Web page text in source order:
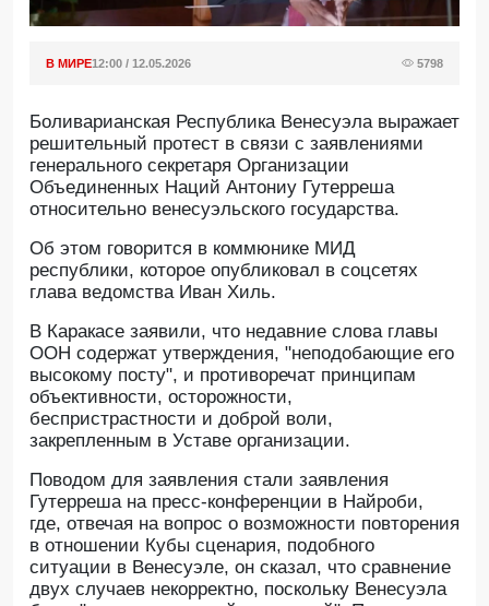
В МИРЕ12:00 / 12.05.2026 5798
Боливарианская Республика Венесуэла выражает
решительный протест в связи с заявлениями
генерального секретаря Организации
Объединенных Наций Антониу Гутерреша
относительно венесуэльского государства.
Oб этом говорится в коммюнике МИД
республики, которое опубликовал в соцсетях
глава ведомства Иван Хиль.
В Каракасе заявили, что недавние слова главы
ООН содержат утверждения, "неподобающие его
высокому посту", и противоречат принципам
объективности, осторожности,
беспристрастности и доброй воли,
закрепленным в Уставе организации.
Поводом для заявления стали заявления
Гутерреша на пресс-конференции в Найроби,
где, отвечая на вопрос о возможности повторения
в отношении Кубы сценария, подобного
ситуации в Венесуэле, он сказал, что сравнение
двух случаев некорректно, поскольку Венесуэла